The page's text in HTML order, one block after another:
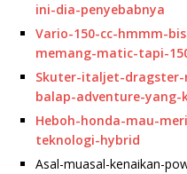
ini-dia-penyebabnya
Vario-150-cc-hmmm-
memang-matic-tapi-
Skuter-italjet-
balap-adventure-yang-
Heboh-honda-mau-
teknologi-hybrid
Asal-muasal-kenaikan-